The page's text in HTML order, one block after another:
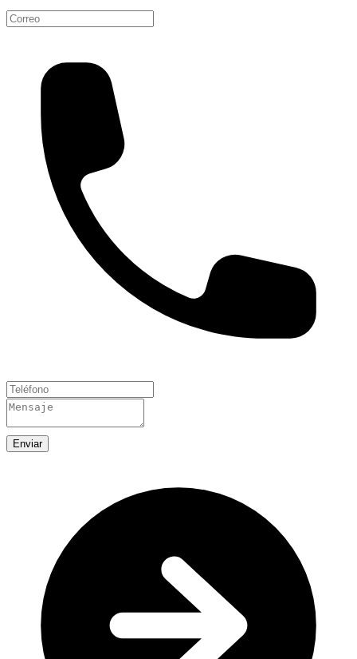
Enviar